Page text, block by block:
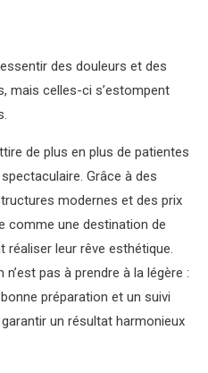
des douleurs et des
mais celles-ci s’estompent
de plus en plus de patientes
Grâce à des
modernes et des prix
comme une destination de
réaliser leur rêve esthétique.
pas à prendre à la légère :
préparation et un suivi
un résultat harmonieux